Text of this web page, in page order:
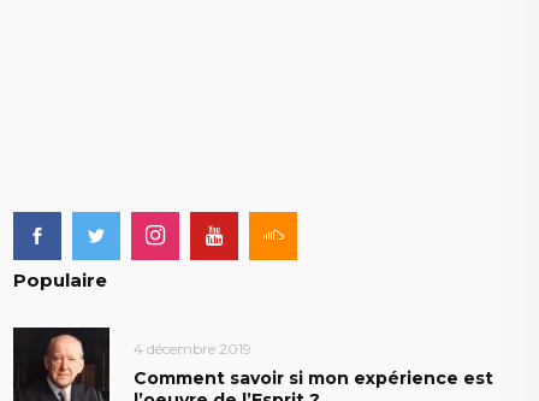
Populaire
4 décembre 2019
Comment savoir si mon expérience est